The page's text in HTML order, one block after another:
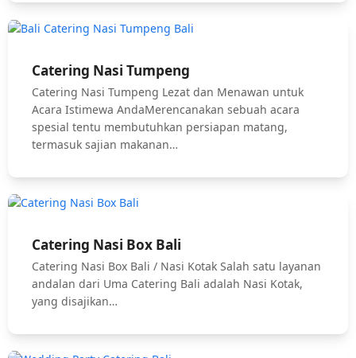
Catering Nasi Tumpeng
Catering Nasi Tumpeng Lezat dan Menawan untuk
Acara Istimewa AndaMerencanakan sebuah acara
spesial tentu membutuhkan persiapan matang,
termasuk sajian makanan…
Catering Nasi Box Bali
Catering Nasi Box Bali / Nasi Kotak Salah satu layanan
andalan dari Uma Catering Bali adalah Nasi Kotak,
yang disajikan…